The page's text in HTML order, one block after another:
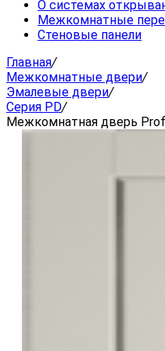
О системах
Межкомнатные
Стеновые панели
Главная/
Межкомнатные двери/
Эмалевые двери/
Серия PD/
Межкомнатная дверь